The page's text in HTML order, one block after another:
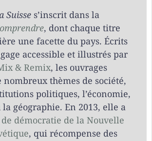
Suisse s’inscrit dans la
, dont chaque titre
une facette du pays. Écrits
accessible et illustrés par
& Remix, les ouvrages
nombreux thèmes de société,
politiques, l’économie,
géographie. En 2013, elle a
démocratie de la Nouvelle
, qui récompense des